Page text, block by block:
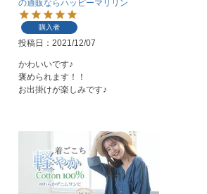
の通販ならハッピーマリリン
購入者
投稿日 2021/12/07
かわいいです♪
褒められます！！
お出掛けが楽しみです♪